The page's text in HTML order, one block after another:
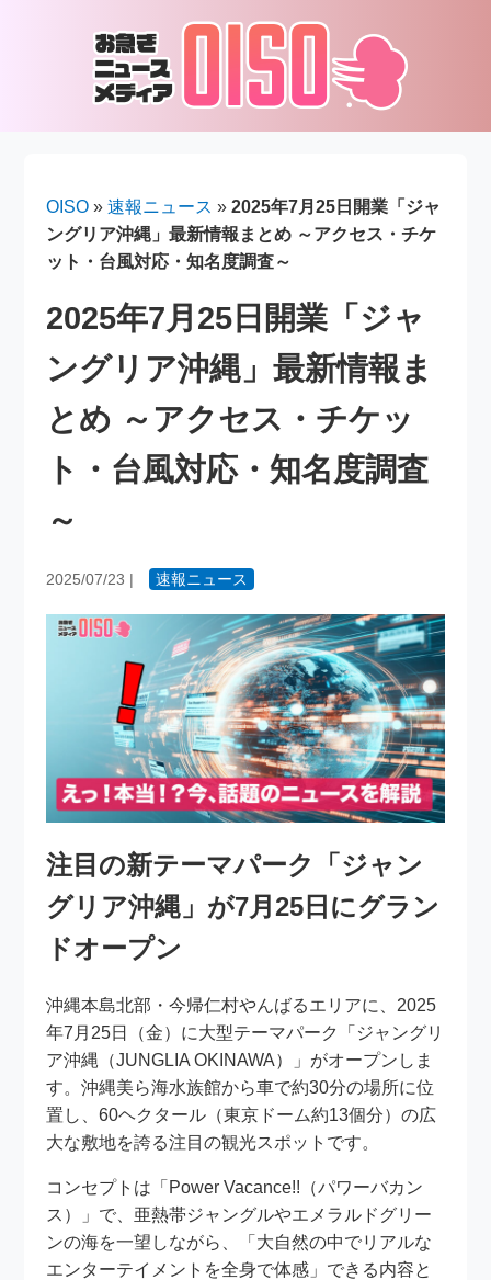
OISO »速報ニュース »2025年7月25日開業「ジャ
ングリア沖縄」最新情報まとめ ～アクセス・チケ
ット・台風対応・知名度調査～
2025年7月25日開業「ジャ
ングリア沖縄」最新情報ま
とめ ～アクセス・チケッ
ト・台風対応・知名度調査
～
2025/07/23 | 速報ニュース
注目の新テーマパーク「ジャン
グリア沖縄」が7月25日にグラン
ドオープン
沖縄本島北部・今帰仁村やんばるエリアに、2025
年7月25日（金）に大型テーマパーク「ジャングリ
ア沖縄（JUNGLIA OKINAWA）」がオープンしま
す。沖縄美ら海水族館から車で約30分の場所に位
置し、60ヘクタール（東京ドーム約13個分）の広
大な敷地を誇る注目の観光スポットです。
コンセプトは「Power Vacance!!（パワーバカン
ス）」で、亜熱帯ジャングルやエメラルドグリー
ンの海を一望しながら、「大自然の中でリアルな
エンターテイメントを全身で体感」できる内容と